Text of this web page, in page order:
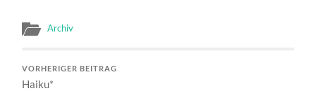
Archiv
VORHERIGER BEITRAG
Haiku*